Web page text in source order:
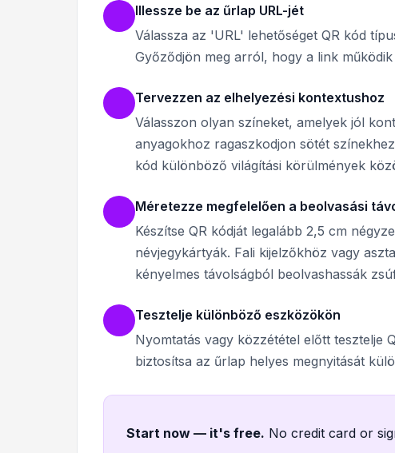
Illessze be az űrlap URL-jét
Válassza az 'URL' lehetőséget QR kód
Győződjön meg arról, hogy a link
Tervezzen az elhelyezési kontextushoz
Válasszon olyan színeket, amelyek jól
anyagokhoz ragaszkodjon sötét
kód különböző világítási körülmények
Méretezze megfelelően a beolvasási
Készítse QR kódját legalább 2,5 cm
névjegykártyák. Fali kijelzőkhöz vagy
kényelmes távolságból beolvashassák
Tesztelje különböző eszközökön
Nyomtatás vagy közzététel előtt tesztelje
biztosítsa az űrlap helyes megnyitását
Start now — it's free. No credit card or